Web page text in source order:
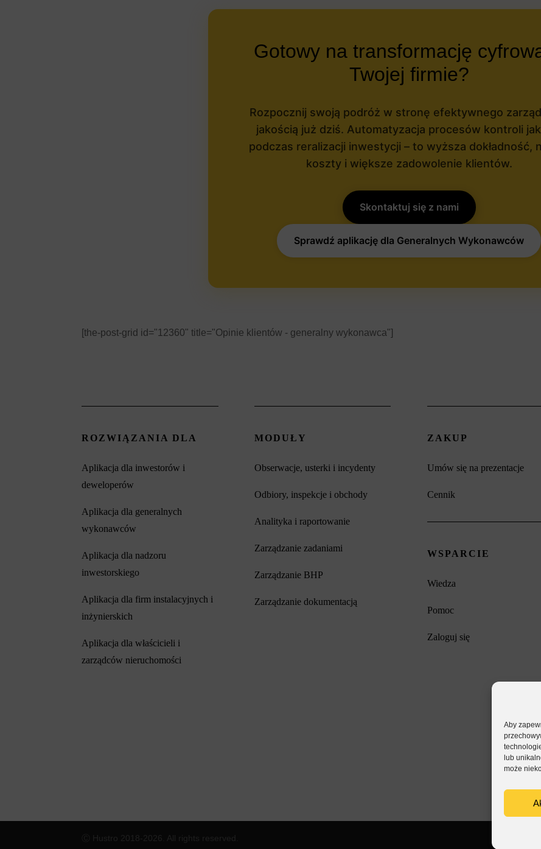
Aby
lub
może
Gotowy na transformację
Twojej firmie?
Rozpocznij swoją podróż w stronę efektywnego
jakością już dziś. Automatyzacja procesów kontroli
podczas reralizacji inwestycji – to wyższa dokładność,
koszty i większe zadowolenie klientów.
Skontaktuj się z nami
Sprawdź aplikację dla Generalnych Wykonawców
[the-post-grid id="12360" title="Opinie klientów - generalny wykonawca"]
ROZWIĄZANIA DLA
Aplikacja dla inwestorów i
deweloperów
Aplikacja dla generalnych
wykonawców
Aplikacja dla nadzoru
inwestorskiego
Aplikacja dla firm instalacyjnych i
inżynierskich
Aplikacja dla właścicieli i
zarządców nieruchomości
MODUŁY
Obserwacje, usterki i incydenty
Odbiory, inspekcje i obchody
Analityka i raportowanie
Zarządzanie zadaniami
Zarządzanie BHP
Zarządzanie dokumentacją
ZAKUP
Umów się na prezentacje
Cennik
WSPARCIE
Wiedza
Pomoc
Zaloguj się